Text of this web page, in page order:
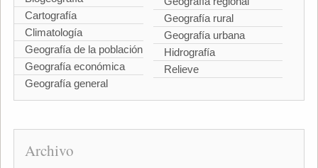
Cartografía
Climatología
Geografía de la población
Geografía económica
Geografía general
Geografía rural
Geografía urbana
Hidrografía
Relieve
Archivo